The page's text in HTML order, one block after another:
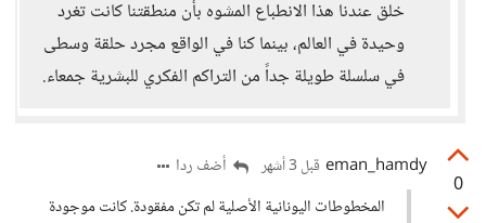
خلق عندنا هذا الانطباع المشوه بأن منطقتنا كانت تغرد
وحيدة في العالم، بينما كنا في الواقع مجرد حلقة وسطى
في سلسلة طويلة جداً من التراكم الفكري للبشرية جمعاء.
0
eman_hamdy قبل 3 أشهر
أضف ردا
المخطوطات اليونانية الأصلية لم تكن مفقودة. كانت موجودة